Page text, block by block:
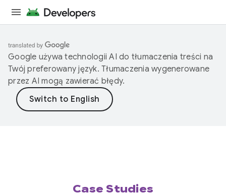
Google używa technologii AI do tłumaczenia treści na
Twój preferowany język. Tłumaczenia wygenerowane
przez AI mogą zawierać błędy.
Case Studies